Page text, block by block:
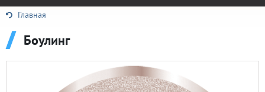
12
Боулинг
Главная
Боулинг